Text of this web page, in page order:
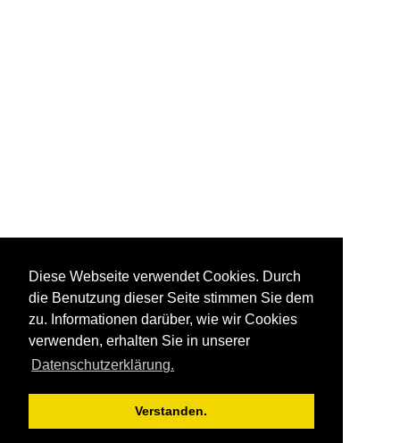
Diese Webseite verwendet Cookies. Durch
die Benutzung dieser Seite stimmen Sie dem
zu. Informationen darüber, wie wir Cookies
verwenden, erhalten Sie in unserer
Datenschutzerklärung.
Verstanden.